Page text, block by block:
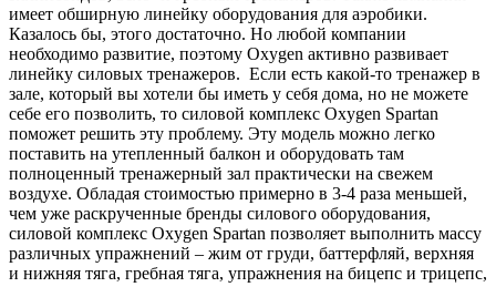
имеет обширную линейку оборудования для аэробики.
Казалось бы, этого достаточно. Но любой компании
необходимо развитие, поэтому Oxygen активно развивает
линейку силовых тренажеров. Если есть какой-то тренажер в
зале, который вы хотели бы иметь у себя дома, но не можете
себе его позволить, то силовой комплекс Oxygen Spartan
поможет решить эту проблему. Эту модель можно легко
поставить на утепленный балкон и оборудовать там
полноценный тренажерный зал практически на свежем
воздухе. Обладая стоимостью примерно в 3-4 раза меньшей,
чем уже раскрученные бренды силового оборудования,
силовой комплекс Oxygen Spartan позволяет выполнить массу
различных упражнений – жим от груди, баттерфляй, верхняя
и нижняя тяга, гребная тяга, упражнения на бицепс и трицепс,